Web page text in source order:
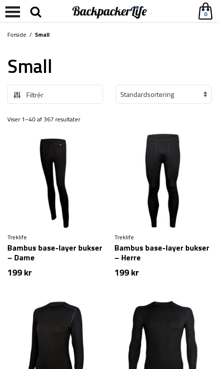
0
Forside / Small
Small
Filtrér
Viser 1–40 af 367 resultater
Treklife
Bambus base-layer bukser
– Dame
199kr
Treklife
Bambus base-layer bukser
– Herre
199kr